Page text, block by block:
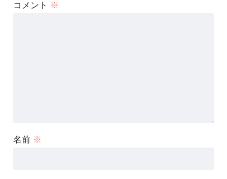
コメント ※
名前 ※